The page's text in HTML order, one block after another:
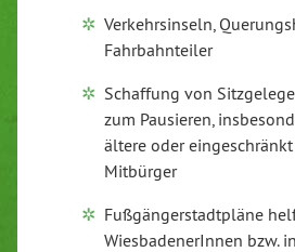
Verkehrsinseln,
Fahrbahnteiler
Schaffung von
zum Pausieren,
ältere oder
Mitbürger
Fußgängerstadtpläne
WiesbadenerInnen bzw.